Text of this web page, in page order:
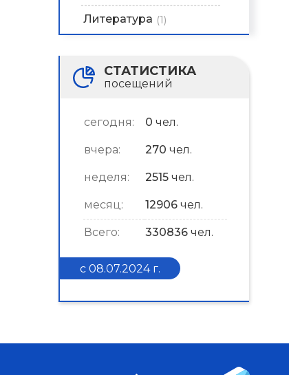
Литература (1)
СТАТИСТИКА
посещений
сегодня: 0 чел.
вчера: 270 чел.
неделя: 2515 чел.
месяц: 12906 чел.
Всего: 330836 чел.
с 08.07.2024 г.